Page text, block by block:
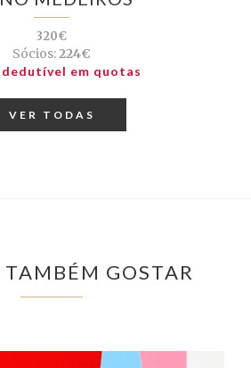
320€
Sócios:224€
dedutível em quotas
VER TODAS
TAMBÉM GOSTAR